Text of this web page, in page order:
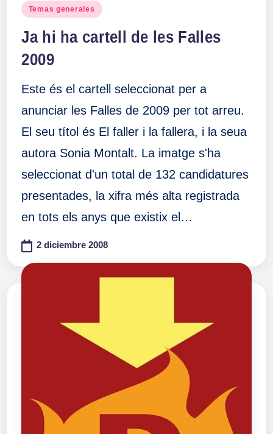
Publicado
Temas generales
Ja hi ha cartell de les Falles
2009
Este és el cartell seleccionat per a
anunciar les Falles de 2009 per tot arreu.
El seu títol és El faller i la fallera, i la seua
autora Sonia Montalt. La imatge s'ha
seleccionat d'un total de 132 candidatures
presentades, la xifra més alta registrada
en tots els anys que existix el…
2 diciembre 2008